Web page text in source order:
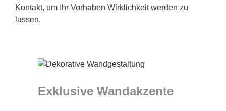
Kontakt, um Ihr Vorhaben Wirklichkeit werden zu
lassen.
Exklusive Wandakzente